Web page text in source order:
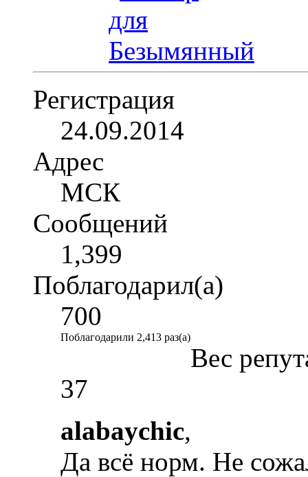
Регистрация
24.09.2014
Адрес
МСК
Сообщений
1,399
Поблагодарил(а)
700
Поблагодарили 2,413 раз(а)
Вес
37
alabaychic,
Да всё норм. Не